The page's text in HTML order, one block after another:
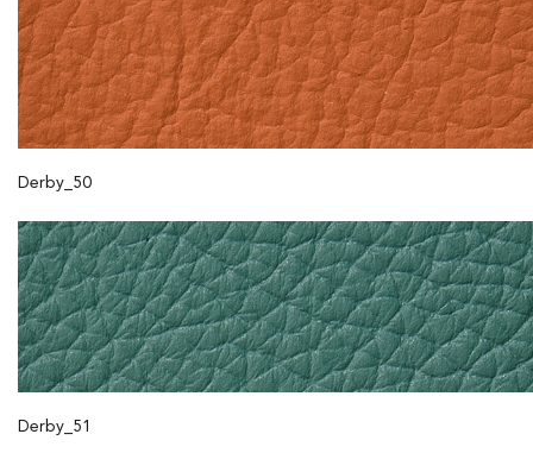
Derby_50
Derby_51